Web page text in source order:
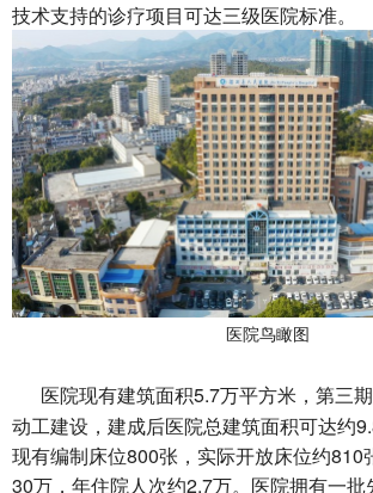
技术支持的诊疗项目可达三级医院标准。
医院鸟瞰图
医院现有建筑面积5.7万平方米，第三
动工建设，建成后医院总建筑面积可达约
现有编制床位800张，实际开放床位约810
30万，年住院人次约2.7万。医院拥有一